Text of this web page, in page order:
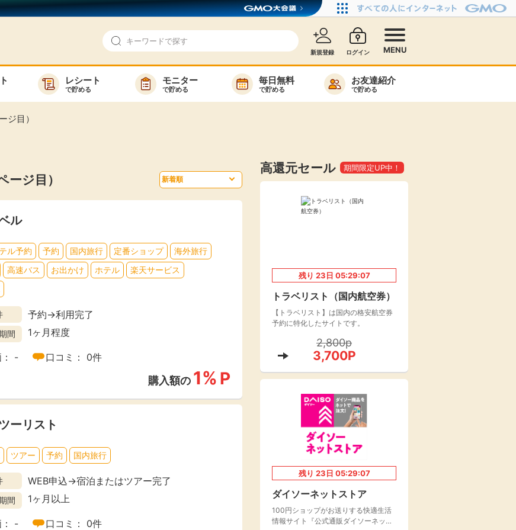
新規登録 ログイン MENU
ケート
物
モニター
GMOポイ活の使い方 ヘルプセンター
レシート
で貯める
モニター
で貯める
毎日無料
で貯める
お友達紹介
で貯める
ジ目）
ビューティ
の0.7%P
楽天24
購入額の1%P
楽天トラベル
楽天toto【無料利
楽天レシピ
100P
カテゴリーから検索
新着
アンケート レシ活
お得情報
（貯まる・使えるお店）
キャンペーン
情報
ージ目）
ル
ル予約 予約 国内旅行 定番ショップ
海外旅行
高速バス お出かけ ホテル
楽天サービス
予約→利用完了
間 1ヶ月程度
： - 口コミ： 0件
購入額の 1% P
ーリスト
ツアー 予約 国内旅行
WEB申込→宿泊またはツアー完了
間 1ヶ月以上
： - 口コミ： 0件
高還元セール 期間限定UP中！
残り 23日 05:29:06
トラベリスト（国内航空券）
【トラベリスト】は国内の格安航空券
予約に特化したサイトです。
2,800p
3,700P
残り 23日 05:29:06
ダイソーネットストア
100円ショップがお送りする快適生活
情報サイト『公式通販ダイソーネット